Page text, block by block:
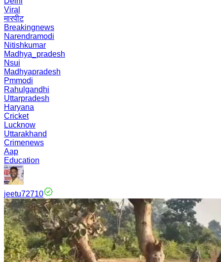
Viral
मारपीट
Breakingnews
Narendramodi
Nitishkumar
Madhya_pradesh
Nsui
Madhyapradesh
Pmmodi
Rahulgandhi
Uttarpradesh
Haryana
Cricket
Lucknow
Uttarakhand
Crimenews
Aap
Education
jeetu72710